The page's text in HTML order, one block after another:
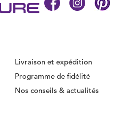
Livraison et expédition
Programme de fidélité
Nos conseils & actualités